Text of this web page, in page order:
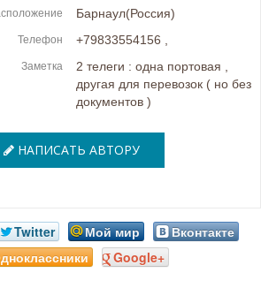
Телефон
Заметка
Барнаул(Россия)
+79833554156
2 телеги : одна портовая ,
другая для перевозок ( но без
документов )
НАПИСАТЬ АВТОРУ
Twitter Мой мир
Вконтакте
Google+